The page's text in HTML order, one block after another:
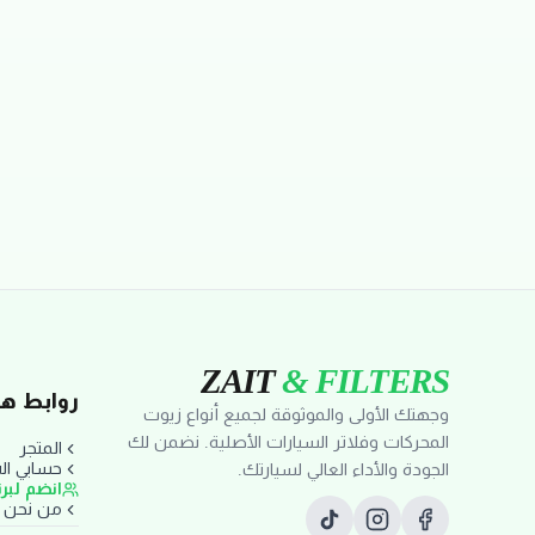
ZAIT& FILTERS
وجهتك الأولى والموثوقة لجميع أنواع زيوت
المحركات وفلاتر السيارات الأصلية. نضمن لك
الجودة والأداء العالي لسيارتك.
روابط
المتجر
حسابي
انضم
من نحن